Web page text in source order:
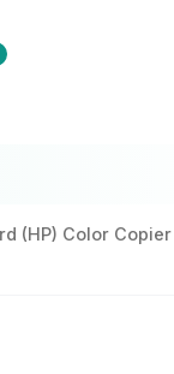
(HP) Color Copier